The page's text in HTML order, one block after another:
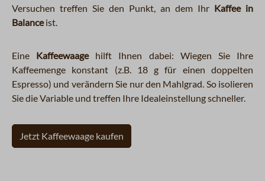
Versuchen treffen Sie den Punkt, an dem Ihr Kaffee in
Balanceist.
Eine Kaffeewaagehilft Ihnen dabei: Wiegen Sie Ihre
Kaffeemenge konstant (z.B. 18 g für einen doppelten
Espresso) und verändern Sie nur den Mahlgrad. So isolieren
Sie die Variable und treffen Ihre Idealeinstellung schneller.
Jetzt Kaffeewaage kaufen